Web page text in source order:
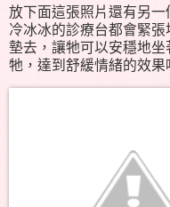
放下面這張照片還有另一
冷冰冰的診療台都會緊
墊去，讓牠可以安穩地
牠，達到舒緩情緒的效果